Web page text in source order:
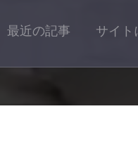
最近の記事 サイト